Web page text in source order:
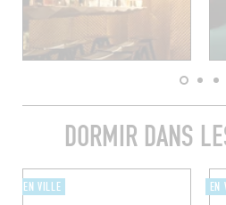
DORMIR DANS
EN VILLE EN